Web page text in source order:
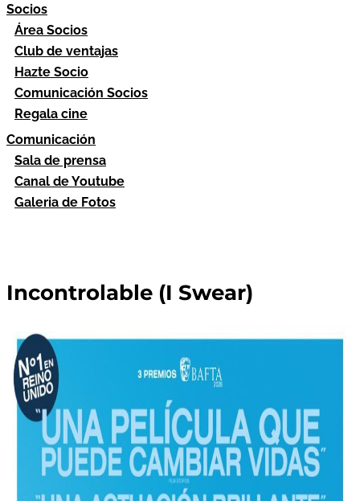
Socios
Área Socios
Club de ventajas
Hazte Socio
Comunicación Socios
Regala cine
Comunicación
Sala de prensa
Canal de Youtube
Galeria de Fotos
Incontrolable (I Swear)